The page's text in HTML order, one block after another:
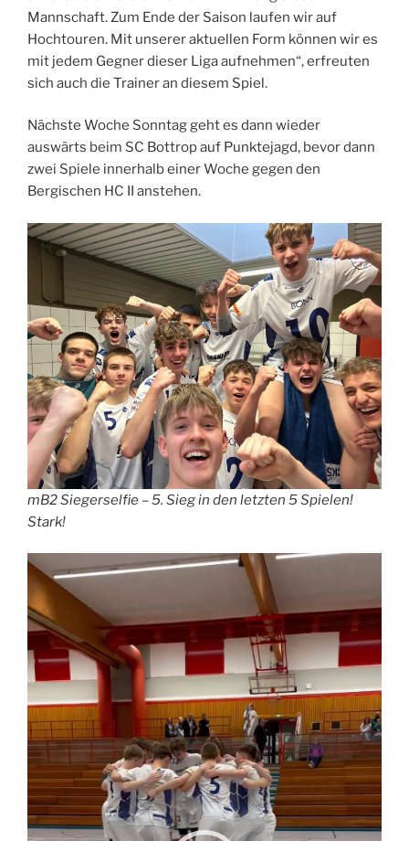
Mannschaft. Zum Ende der Saison laufen wir auf
Hochtouren. Mit unserer aktuellen Form können wir es
mit jedem Gegner dieser Liga aufnehmen“, erfreuten
sich auch die Trainer an diesem Spiel.
Nächste Woche Sonntag geht es dann wieder
auswärts beim SC Bottrop auf Punktejagd, bevor dann
zwei Spiele innerhalb einer Woche gegen den
Bergischen HC II anstehen.
mB2 Siegerselfie – 5. Sieg in den letzten 5 Spielen!
Stark!
Video-
Player